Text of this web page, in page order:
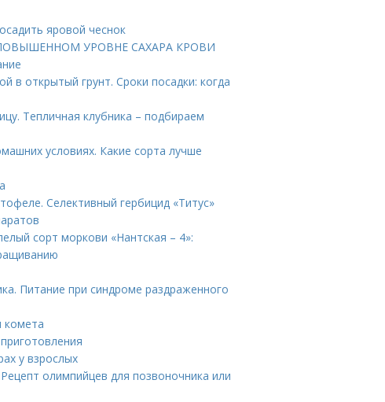
яровой чеснок
ПОВЫШЕННОМ УРОВНЕ САХАРА КРОВИ
в открытый грунт. Сроки посадки: когда
Тепличная клубника – подбираем
условиях. Какие сорта лучше
Селективный гербицид «Титус»
сорт моркови «Нантская – 4»:
Питание при синдроме раздраженного
комета
у взрослых
олимпийцев для позвоночника или